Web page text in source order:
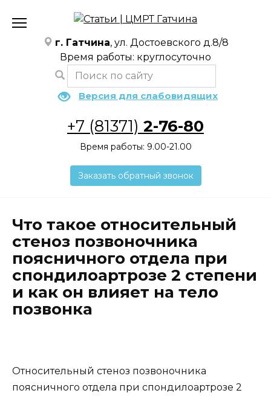
содержанию
г. Гатчина, ул. Достоевского д.8/8
Время работы: круглосуточно
Версия для слабовидящих
+7 (81371) 2-76-80
Время работы: 9.00-21.00
Заказать обратный звонок
Что такое относительный
стеноз позвоночника
поясничного отдела при
спондилоартрозе 2 степени
и как он влияет на тело
позвонка
Относительный стеноз позвоночника
поясничного отдела при спондилоартрозе 2